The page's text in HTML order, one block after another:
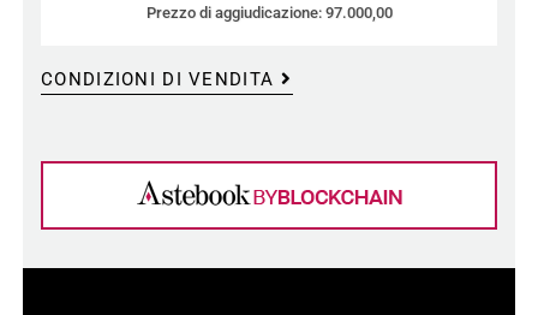
Prezzo di aggiudicazione: 97.000,00
CONDIZIONI DI VENDITA